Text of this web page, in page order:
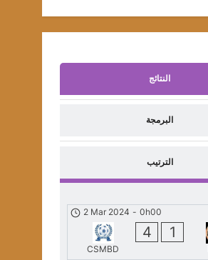
النتائج
البرمجة
الترتيب
2 Mar 2024 - 0h00
CSMBD
4 1